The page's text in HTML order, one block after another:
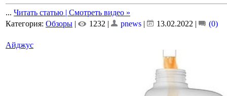
... Читать статью | Смотреть видео »
Категория: Обзоры | 1232 | pnews | 13.02.2022 | (0)
Айджус